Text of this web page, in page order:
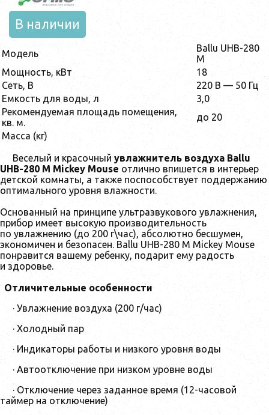
В наличии
Модель
Ballu UHB-280
M
Мощность, кВт
18
Сеть, В
220 В — 50 Гц
Емкость для воды, л
3,0
Рекомендуемая площадь помещения,
кв. м.
до 20
Масса (кг)
Веселый и красочный увлажнитель воздуха Ballu
UHB-280 M Mickey Mouse отлично впишется в интерьер
детской комнаты, а также поспособствует поддержанию
оптимального уровня влажности.
Основанный на принципе ультразвукового увлажнения,
прибор имеет высокую производительность
по увлажнению (до 200 г\час), абсолютно бесшумен,
экономичен и безопасен. Ballu UHB-280 M Mickey Mouse
понравится вашему ребенку, подарит ему радость
и здоровье.
Отличительные особенности
· Увлажнение воздуха (200 г/час)
· Холодный пар
· Индикаторы работы и низкого уровня воды
· Автоотключение при низком уровне воды
· Отключение через заданное время (12-часовой
таймер на отключение)